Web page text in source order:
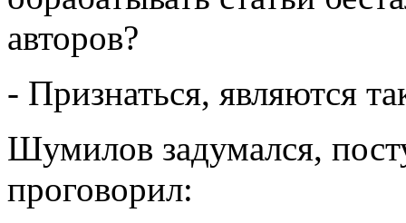
авторов?
- Признаться, являются
Шумилов задумался,
проговорил: